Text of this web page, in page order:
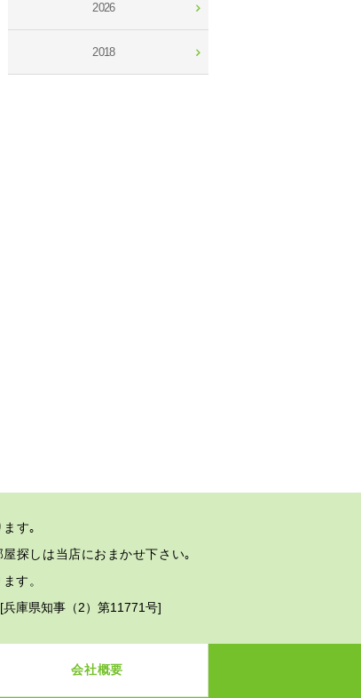
2026
2018
す｡
屋探しは当店におまかせ下さい｡
す。
庫県知事（2）第11771号]
会社概要